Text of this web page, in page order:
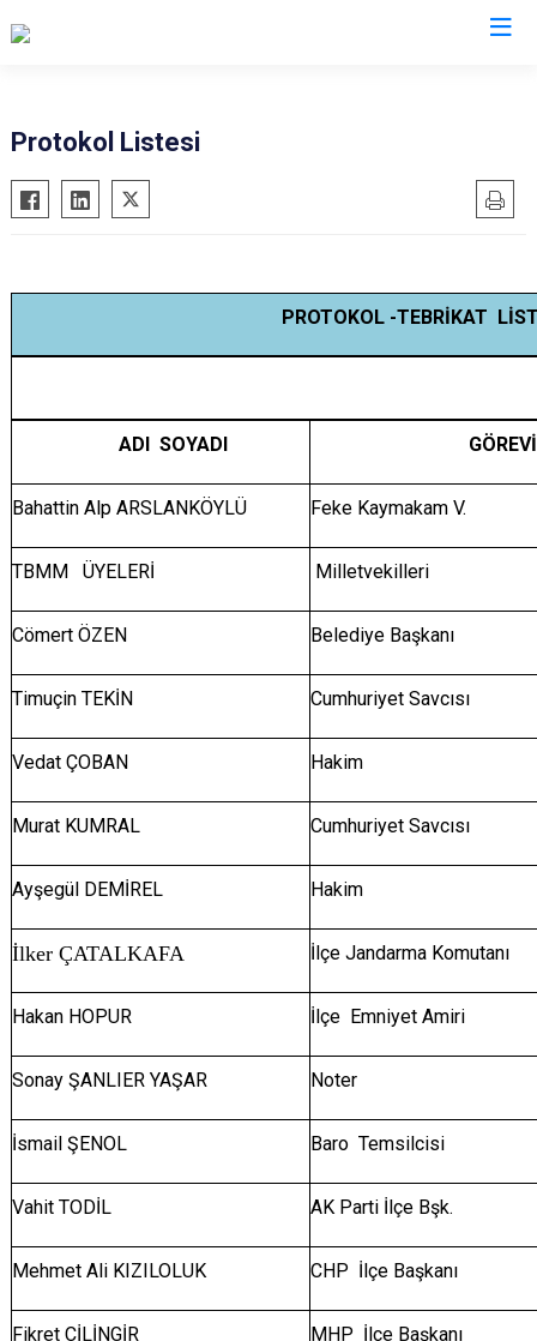
Aladağ
Ceyhan
İmamoğlu
Yumurtalık
Protokol Listesi
PROTOKOL -TEBRİKAT
ADI SOYADI GÖREVİ
Bahattin Alp ARSLANKÖYLÜ Feke Kaymakam V.
TBMM ÜYELERİ Milletvekilleri
Cömert ÖZEN Belediye Başkanı
Timuçin TEKİN Cumhuriyet Savcısı
Vedat ÇOBAN Hakim
Murat KUMRAL Cumhuriyet Savcısı
Ayşegül DEMİREL Hakim
İlker ÇATALKAFA İlçe Jandarma Komutanı
Hakan HOPUR İlçe Emniyet Amiri
Sonay ŞANLIER YAŞAR Noter
İsmail ŞENOL Baro Temsilcisi
Vahit TODİL AK Parti İlçe Bşk.
Mehmet Ali KIZILOLUK CHP İlçe Başkanı
Fikret ÇİLİNGİR MHP İlçe Başkanı